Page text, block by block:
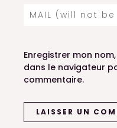
Enregistrer mon
dans le navigateur
commentaire.